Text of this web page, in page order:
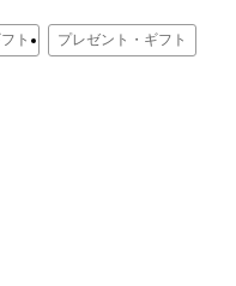
ト プレゼント・ギフト